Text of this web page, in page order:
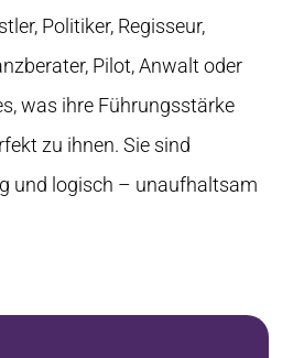
Politiker, Regisseur,
Pilot, Anwalt oder
was ihre Führungsstärke
zu ihnen. Sie sind
und logisch – unaufhaltsam